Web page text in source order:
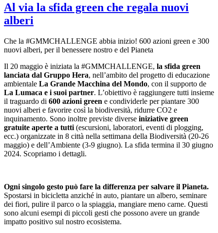
Al via la sfida green che regala nuovi
alberi
Che la #GMMCHALLENGE abbia inizio! 600 azioni green e 300
nuovi alberi, per il benessere nostro e del Pianeta
Il 20 maggio è iniziata la #GMMCHALLENGE, la sfida green
lanciata dal Gruppo Hera, nell’ambito del progetto di educazione
ambientale La Grande Macchina del Mondo, con il supporto de
La Lumaca e i suoi partner. L’obiettivo è raggiungere tutti insieme
il traguardo di 600 azioni green e condividerle per piantare 300
nuovi alberi e favorire così la biodiversità, ridurre CO2 e
inquinamento. Sono inoltre previste diverse iniziative green
gratuite aperte a tutti (escursioni, laboratori, eventi di plogging,
ecc.) organizzate in 8 città nella settimana della Biodiversità (20-26
maggio) e dell’Ambiente (3-9 giugno). La sfida termina il 30 giugno
2024. Scopriamo i dettagli.
Ogni singolo gesto può fare la differenza per salvare il Pianeta.
Spostarsi in bicicletta anziché in auto, piantare un albero, seminare
dei fiori, pulire il parco o la spiaggia, mangiare meno carne. Questi
sono alcuni esempi di piccoli gesti che possono avere un grande
impatto positivo sul nostro ecosistema.